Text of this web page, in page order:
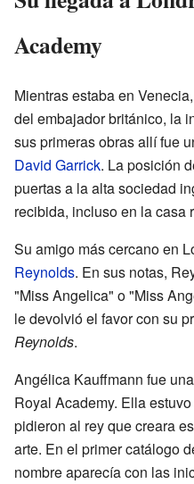
Academy
Mientras estaba en
del embajador británico, la
sus primeras obras allí fue
David Garrick. La posición
puertas a la alta sociedad
recibida, incluso en la casa
Su amigo más cercano en
Reynolds. En sus notas,
"Miss Angelica" o "Miss
le devolvió el favor con su
Reynolds.
Angélica Kauffmann fue
Royal Academy. Ella
pidieron al rey que creara
arte. En el primer catálogo
nombre aparecía con las